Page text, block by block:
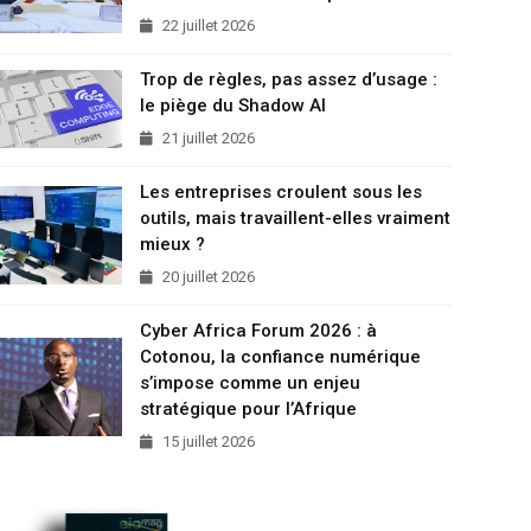
22 juillet 2026
Trop de règles, pas assez d’usage :
le piège du Shadow AI
21 juillet 2026
Les entreprises croulent sous les
outils, mais travaillent-elles vraiment
mieux ?
20 juillet 2026
Cyber Africa Forum 2026 : à
Cotonou, la confiance numérique
s’impose comme un enjeu
stratégique pour l’Afrique
15 juillet 2026